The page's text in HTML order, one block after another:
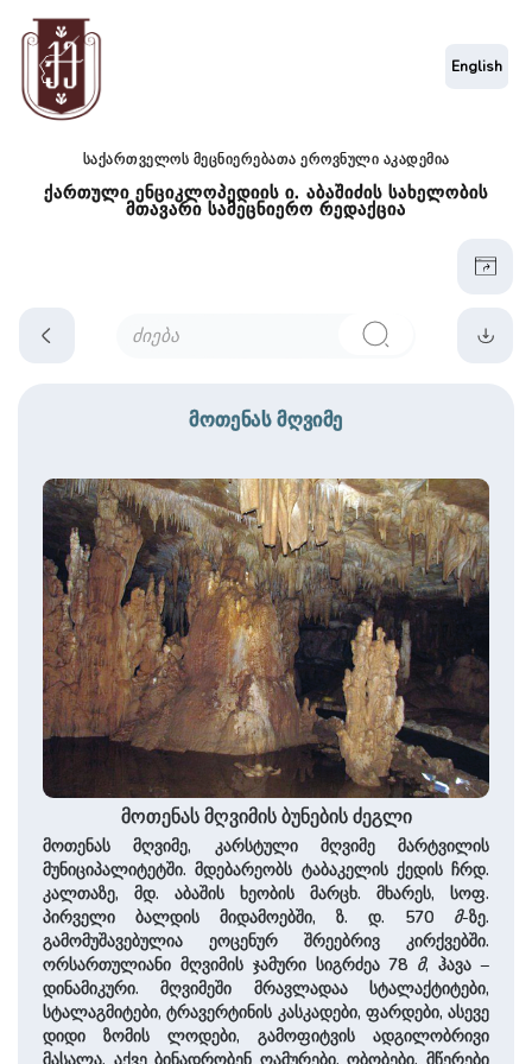
საქართველოს მეცნიერებათა ეროვნული აკადემია
ქართული ენციკლოპედიის ი. აბაშიძის სახელობის
მთავარი სამეცნიერო რედაქცია
English
მოთენას მღვიმე
მოთენას მღვიმის ბუნების ძეგლი
მოთენას მღვიმე, კარსტული მღვიმე მარტვილის
მუნიციპალიტეტში. მდებარეობს ტაბაკელის ქედის ჩრდ.
კალთაზე, მდ. აბაშის ხეობის მარცხ. მხარეს, სოფ.
პირველი ბალდის მიდამოებში, ზ. დ. 570 მ-ზე.
გამომუშავებულია ეოცენურ შრეებრივ კირქვებში.
ორსართულიანი მღვიმის ჯამური სიგრძეა 78 მ, ჰავა –
დინამიკური. მღვიმეში მრავლადაა სტალაქტიტები,
სტალაგმიტები, ტრავერტინის კასკადები, ფარდები, ასევე
დიდი ზომის ლოდები, გამოფიტვის ადგილობრივი